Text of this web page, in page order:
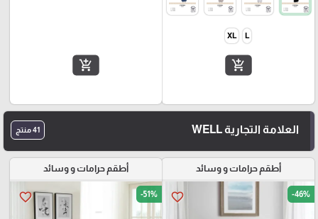
L
XL
add_shopping_cart
add_shopping_cart
العلامة التجارية WELL 41 منتج
أطقم حرامات و وسائد
favorite_border -46%
أطقم حرامات و وسائد
favorite_border -51%